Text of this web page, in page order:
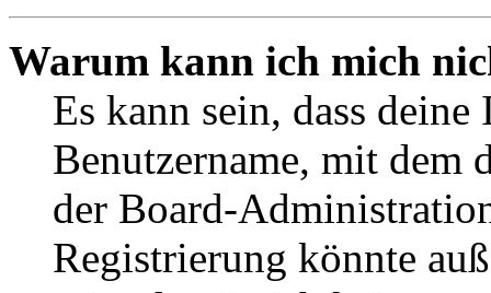
Warum kann ich mich
Es kann sein, dass
Benutzername, mit dem
der Board-
Registrierung könnte